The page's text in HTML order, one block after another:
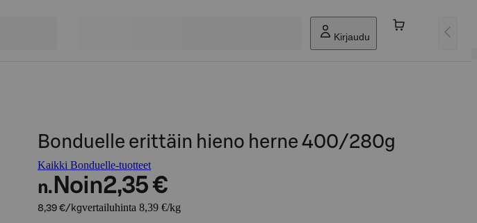
Kirjaudu
Bonduelle erittäin hieno herne 400/280g
Kaikki Bonduelle-tuotteet
n. Noin2,35 €
8,39 €/kgvertailuhinta 8,39 €/kg